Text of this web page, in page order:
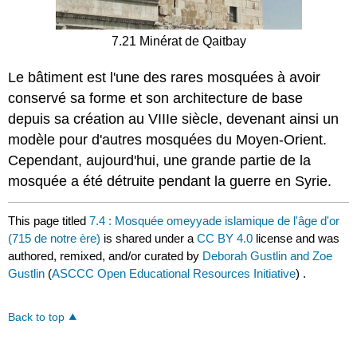
7.21 Minérat de Qaitbay
Le bâtiment est l'une des rares mosquées à avoir
conservé sa forme et son architecture de base
depuis sa création au VIIIe siècle, devenant ainsi un
modèle pour d'autres mosquées du Moyen-Orient.
Cependant, aujourd'hui, une grande partie de la
mosquée a été détruite pendant la guerre en Syrie.
This page titled7.4 : Mosquée omeyyade islamique de l'âge d'or
(715 de notre ère) is shared under aCC BY 4.0 license and was
authored, remixed, and/or curated by Deborah Gustlin and Zoe
Gustlin (ASCCC Open Educational Resources Initiative) .
Back to top